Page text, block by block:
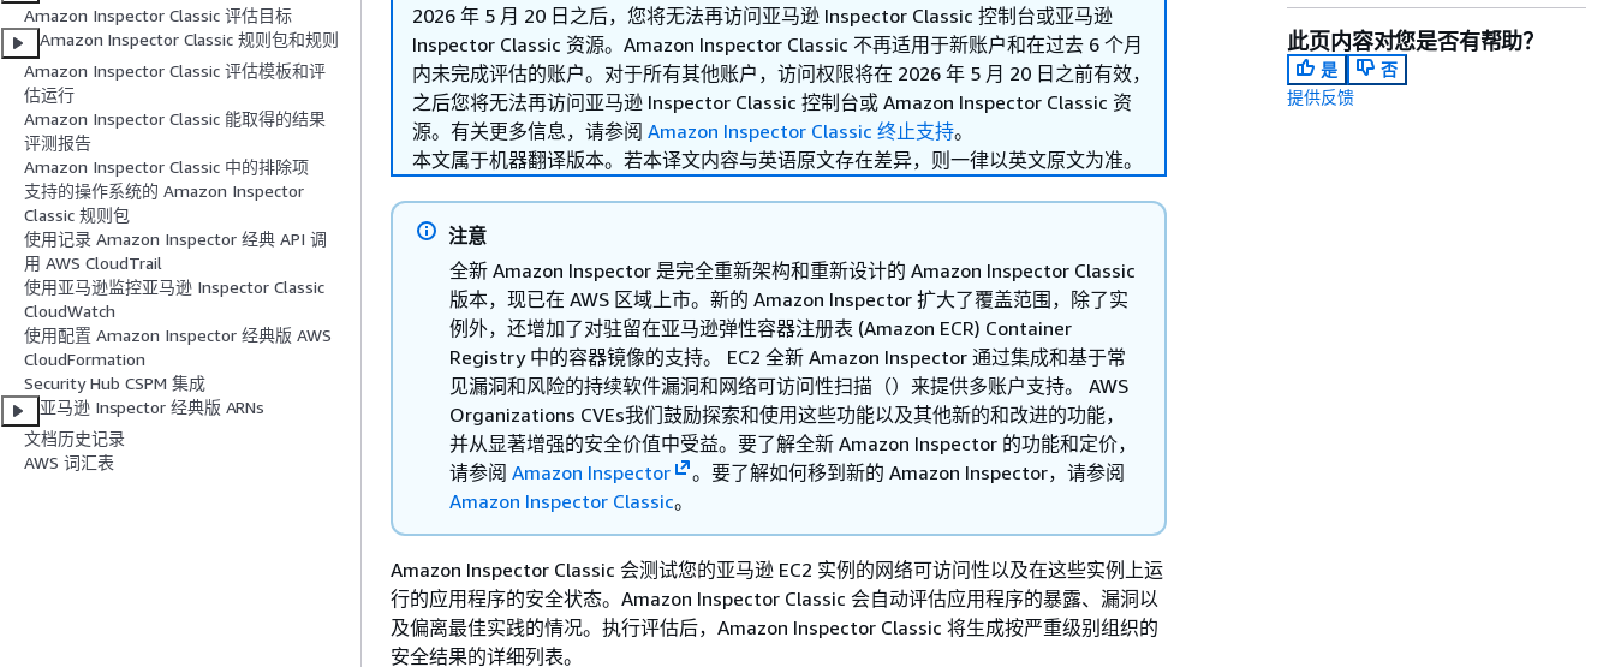
Amazon Inspector Classic 评估目标
Amazon Inspector Classic 规则包和规则
Amazon Inspector Classic 评估模板和评
估运行
Amazon Inspector Classic 能取得的结果
评测报告
Amazon Inspector Classic 中的排除项
支持的操作系统的 Amazon Inspector
Classic 规则包
使用记录 Amazon Inspector 经典 API 调
用 AWS CloudTrail
使用亚马逊监控亚马逊 Inspector Classic
CloudWatch
使用配置 Amazon Inspector 经典版 AWS
CloudFormation
Security Hub CSPM 集成
亚马逊 Inspector 经典版 ARNs
文档历史记录
AWS 词汇表
2026 年 5 月 20 日之后，您将无法再访问亚马逊 Inspector Classic 控制台或亚马逊
Inspector Classic 资源。Amazon Inspector Classic 不再适用于新账户和在过去 6 个月
内未完成评估的账户。对于所有其他账户，访问权限将在 2026 年 5 月 20 日之前有效，
之后您将无法再访问亚马逊 Inspector Classic 控制台或 Amazon Inspector Classic 资
源。有关更多信息，请参阅 Amazon Inspector Classic 终止支持。
本文属于机器翻译版本。若本译文内容与英语原文存在差异，则一律以英文原文为准。
注意
全新 Amazon Inspector 是完全重新架构和重新设计的 Amazon Inspector Classic
版本，现已在 AWS 区域上市。新的 Amazon Inspector 扩大了覆盖范围，除了实
例外，还增加了对驻留在亚马逊弹性容器注册表 (Amazon ECR) Container
Registry 中的容器镜像的支持。 EC2 全新 Amazon Inspector 通过集成和基于常
见漏洞和风险的持续软件漏洞和网络可访问性扫描（）来提供多账户支持。 AWS
Organizations CVEs我们鼓励探索和使用这些功能以及其他新的和改进的功能，
并从显著增强的安全价值中受益。要了解全新 Amazon Inspector 的功能和定价，
请参阅 Amazon Inspector
。要了解如何移到新的 Amazon Inspector，请参阅
Amazon Inspector Classic。
Amazon Inspector Classic 会测试您的亚马逊 EC2 实例的网络可访问性以及在这些实例上运
行的应用程序的安全状态。Amazon Inspector Classic 会自动评估应用程序的暴露、漏洞以
及偏离最佳实践的情况。执行评估后，Amazon Inspector Classic 将生成按严重级别组织的
安全结果的详细列表。
此页内容对您是否有帮助？
是
否
提供反馈